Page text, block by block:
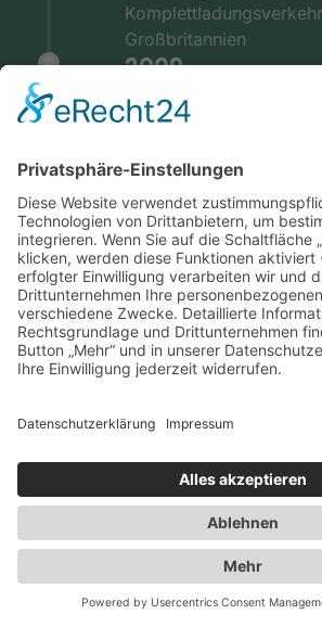
Großbritannien
2009
Ausstattung der
GPS und
Ausbau der Kapazität
Flaschengaslagers für
Technische Gase
2014
Umzug innerhalb
unsere neuen
Martinseestraße 1
2015
Duwensee feiert
2016
Ausbau des
2017
Erweiterung der
2018